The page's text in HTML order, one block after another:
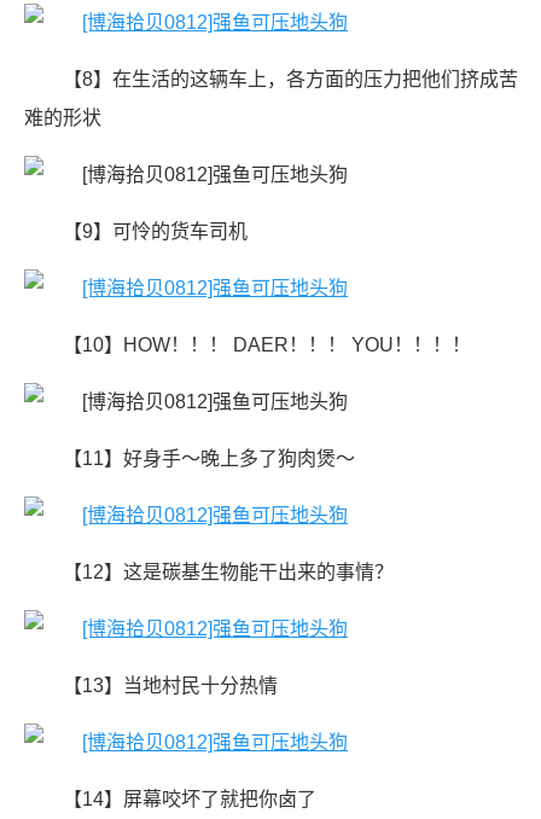
【8】在生活的这辆车上，各方面的压力把他们挤成苦
难的形状
【9】可怜的货车司机
【10】HOW！！！ DAER！！！ YOU！！！！
【11】好身手～晚上多了狗肉煲～
【12】这是碳基生物能干出来的事情？
【13】当地村民十分热情
【14】屏幕咬坏了就把你卤了